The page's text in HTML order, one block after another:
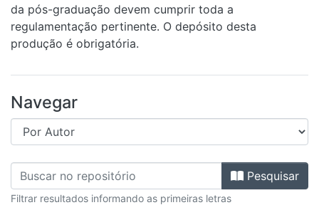
da pós-graduação devem cumprir toda a
regulamentação pertinente. O depósito desta
produção é obrigatória.
Navegar
Pesquisar
Filtrar resultados informando as primeiras letras